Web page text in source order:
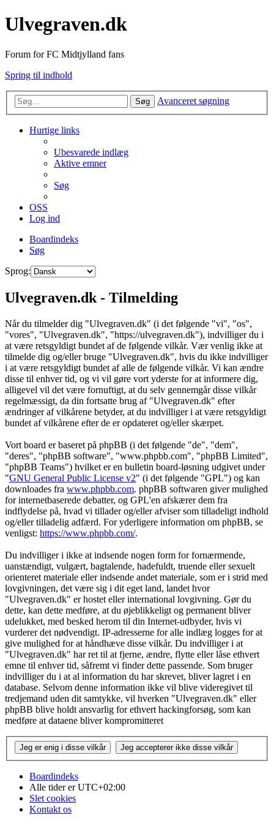
Ulvegraven.dk
Forum for FC Midtjylland fans
Spring til indhold
Søg Avanceret søgning
Hurtige links
Ubesvarede indlæg
Aktive emner
Søg
OSS
Log ind
Boardindeks
Søg
Sprog:
Ulvegraven.dk - Tilmelding
Når du tilmelder dig "Ulvegraven.dk" (i det følgende "vi", "os",
"vores", "Ulvegraven.dk", "https://ulvegraven.dk"), indvilliger du i
at være retsgyldigt bundet af de følgende vilkår. Vær venlig ikke at
tilmelde dig og/eller bruge "Ulvegraven.dk", hvis du ikke indvilliger
i at være retsgyldigt bundet af alle de følgende vilkår. Vi kan ændre
disse til enhver tid, og vi vil gøre vort yderste for at informere dig,
alligevel vil det være fornuftigt, at du selv gennemgår disse vilkår
regelmæssigt, da din fortsatte brug af "Ulvegraven.dk" efter
ændringer af vilkårene betyder, at du indvilliger i at være retsgyldigt
bundet af vilkårene efter de er opdateret og/eller skærpet.
Vort board er baseret på phpBB (i det følgende "de", "dem",
"deres", "phpBB software", "www.phpbb.com", "phpBB Limited",
"phpBB Teams") hvilket er en bulletin board-løsning udgivet under
"GNU General Public License v2" (i det følgende "GPL") og kan
downloades fra www.phpbb.com. phpBB softwaren giver mulighed
for internetbaserede debatter, og GPL'en afskærer dem fra
indflydelse på, hvad vi tillader og/eller afviser som tilladeligt indhold
og/eller tilladelig adfærd. For yderligere information om phpBB, se
venligst: https://www.phpbb.com/.
Du indvilliger i ikke at indsende nogen form for fornærmende,
uanstændigt, vulgært, bagtalende, hadefuldt, truende eller sexuelt
orienteret materiale eller indsende andet materiale, som er i strid med
lovgivningen, det være sig i dit eget land, landet hvor
"Ulvegraven.dk" er hostet eller international lovgivning. Gør du
dette, kan dette medføre, at du øjeblikkeligt og permanent bliver
udelukket, med besked herom til din Internet-udbyder, hvis vi
vurderer det nødvendigt. IP-adresserne for alle indlæg logges for at
give mulighed for at håndhæve disse vilkår. Du indvilliger i at
"Ulvegraven.dk" har ret til at fjerne, ændre, flytte eller låse ethvert
emne til enhver tid, såfremt vi finder dette passende. Som bruger
indvilliger du i at al information du har skrevet, bliver lagret i en
database. Selvom denne information ikke vil blive videregivet til
tredjemand uden dit samtykke, vil hverken "Ulvegraven.dk" eller
phpBB blive holdt ansvarlig for ethvert hackingforsøg, som kan
medføre at dataene bliver kompromitteret
Boardindeks
Alle tider erUTC+02:00
Slet cookies
Kontakt os